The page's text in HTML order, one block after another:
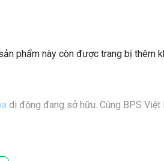
phẩm này còn được trang bị thêm
di động đang sở hữu. Cùng BPS